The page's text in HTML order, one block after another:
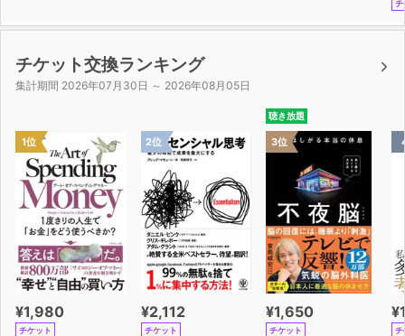
チ
チケット交換ランキング
集計期間 2026年07月30日 ～ 2026年08月05日
1位
¥1,980
チケット
2位
¥2,112
チケット
聴き放題
3位
¥1,650
チケット チ